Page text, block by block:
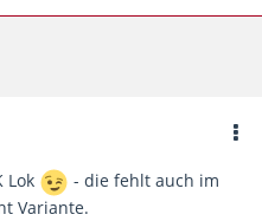
Lok
- die fehlt auch im
Variante.